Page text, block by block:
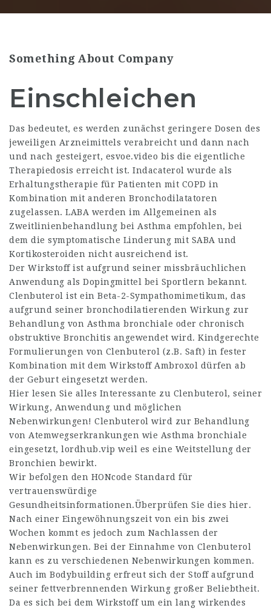
Something About Company
Einschleichen
Das bedeutet, es werden zunächst geringere Dosen des
jeweiligen Arzneimittels verabreicht und dann nach
und nach gesteigert, esvoe.video bis die eigentliche
Therapiedosis erreicht ist. Indacaterol wurde als
Erhaltungstherapie für Patienten mit COPD in
Kombination mit anderen Bronchodilatatoren
zugelassen. LABA werden im Allgemeinen als
Zweitlinienbehandlung bei Asthma empfohlen, bei
dem die symptomatische Linderung mit SABA und
Kortikosteroiden nicht ausreichend ist.
Der Wirkstoff ist aufgrund seiner missbräuchlichen
Anwendung als Dopingmittel bei Sportlern bekannt.
Clenbuterol ist ein Beta-2-Sympathomimetikum, das
aufgrund seiner bronchodilatierenden Wirkung zur
Behandlung von Asthma bronchiale oder chronisch
obstruktive Bronchitis angewendet wird. Kindgerechte
Formulierungen von Clenbuterol (z.B. Saft) in fester
Kombination mit dem Wirkstoff Ambroxol dürfen ab
der Geburt eingesetzt werden.
Hier lesen Sie alles Interessante zu Clenbuterol, seiner
Wirkung, Anwendung und möglichen
Nebenwirkungen! Clenbuterol wird zur Behandlung
von Atemwegserkrankungen wie Asthma bronchiale
eingesetzt, lordhub.vip weil es eine Weitstellung der
Bronchien bewirkt.
Wir befolgen den HONcode Standard für
vertrauenswürdige
Gesundheitsinformationen.Überprüfen Sie dies hier.
Nach einer Eingewöhnungszeit von ein bis zwei
Wochen kommt es jedoch zum Nachlassen der
Nebenwirkungen. Bei der Einnahme von Clenbuterol
kann es zu verschiedenen Nebenwirkungen kommen.
Auch im Bodybuilding erfreut sich der Stoff aufgrund
seiner fettverbrennenden Wirkung großer Beliebtheit.
Da es sich bei dem Wirkstoff um ein lang wirkendes